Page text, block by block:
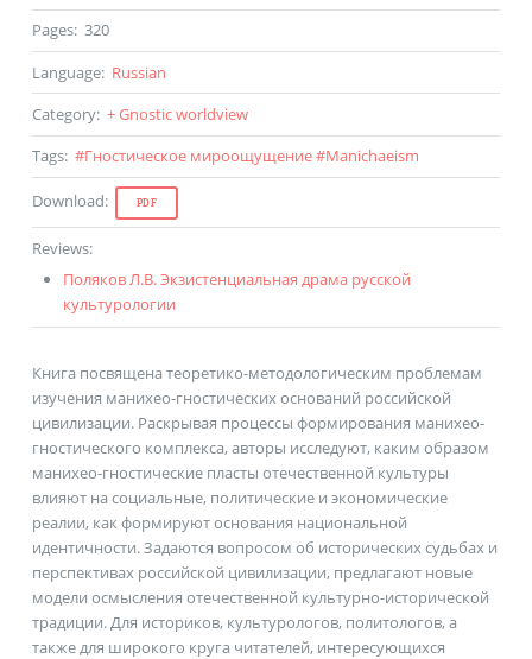
Pages: 320
Language: Russian
Category: + Gnostic worldview
Tags: #Гностическое мироощущение#Manichaeism
Download: PDF
Reviews:
Поляков Л.В. Экзистенциальная драма русской
культурологии
Книга посвящена теоретико-методологическим проблемам
изучения манихео-гностических оснований российской
цивилизации. Раскрывая процессы формирования манихео-
гностического комплекса, авторы исследуют, каким образом
манихео-гностические пласты отечественной культуры
влияют на социальные, политические и экономические
реалии, как формируют основания национальной
идентичности. Задаются вопросом об исторических судьбах и
перспективах российской цивилизации, предлагают новые
модели осмысления отечественной культурно-исторической
традиции. Для историков, культурологов, политологов, а
также для широкого круга читателей, интересующихся